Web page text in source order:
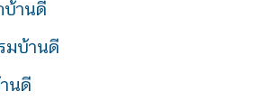
บ้านดี
มบ้านดี
นดี